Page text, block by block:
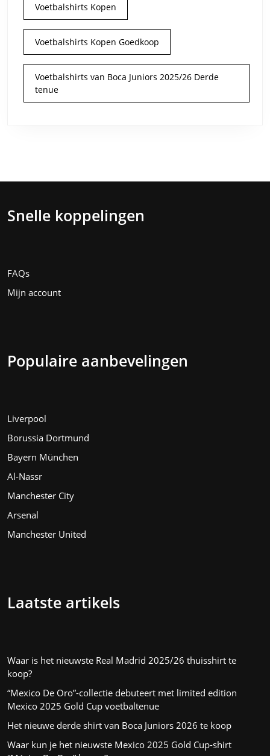
Voetbalshirts Kopen
Voetbalshirts Kopen Goedkoop
Voetbalshirts van Boca Juniors 2025/26 Derde
tenue
Snelle koppelingen
FAQs
Mijn account
Populaire aanbevelingen
Liverpool
Borussia Dortmund
Bayern München
Al-Nassr
Manchester City
Arsenal
Manchester United
Laatste artikels
Waar is het nieuwste Real Madrid 2025/26 thuisshirt te
koop?
“Mexico De Oro”-collectie debuteert met limited edition
Mexico 2025 Gold Cup voetbaltenue
Het nieuwe derde shirt van Boca Juniors 2026 te koop
Waar kun je het nieuwste Mexico 2025 Gold Cup-shirt